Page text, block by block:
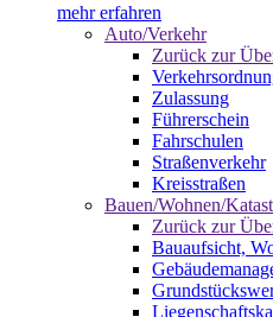
mehr erfahren
Auto/Verkehr
Zurück zur
Zulassung
Führerschein
Fahrschulen
Straßenverkehr
Kreisstraßen
Bauen/Wohnen/
Zurück zur
Bauaufsicht,